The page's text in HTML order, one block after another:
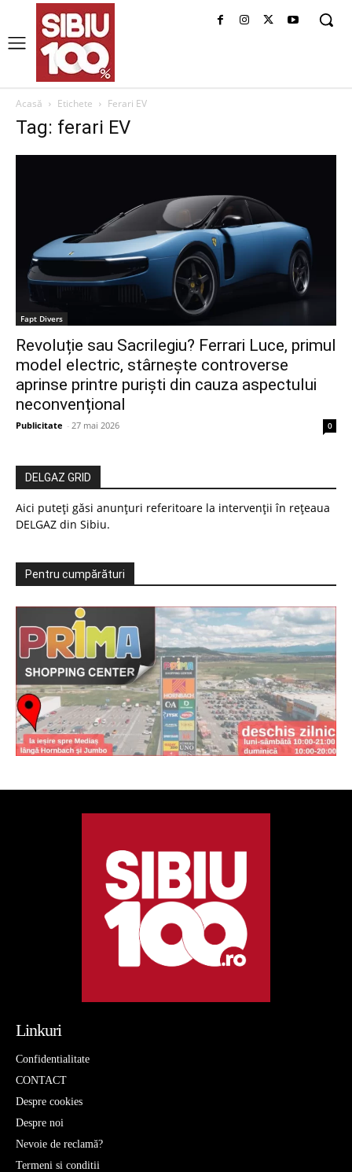
Acasă Etichete Ferari EV
Tag: ferari EV
Fapt Divers
Revoluție sau Sacrilegiu? Ferrari Luce, primul
model electric, stârnește controverse
aprinse printre puriști din cauza aspectului
neconvențional
Publicitate - 27 mai 2026 0
DELGAZ GRID
Aici puteți găsi anunțuri referitoare la intervenții în rețeaua
DELGAZ din Sibiu.
Pentru cumpărături
Linkuri
Confidentialitate
CONTACT
Despre cookies
Despre noi
Nevoie de reclamă?
Termeni si conditii